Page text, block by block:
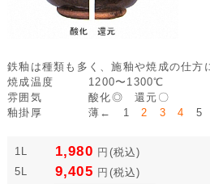
鉄釉は種類も多く、施釉や焼成の仕方
焼成温度
1200〜1300℃
雰囲気
酸化◎ 還元〇
釉掛厚
薄← 12 3 4 5
1L 1,980 円 (税込)
5L
9,405 円 (税込)